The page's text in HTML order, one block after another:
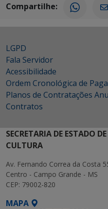
Compartilhe:
LGPD
Fala Servidor
Acessibilidade
Ordem Cronológica de
Planos de Contratações
Contratos
SECRETARIA DE ESTADO
CULTURA
Av. Fernando Correa da Costa
Centro - Campo Grande - MS
CEP: 79002-820
MAPA